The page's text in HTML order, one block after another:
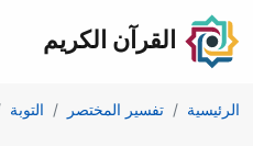
القرآن الكريم
الرئيسية تفسير المختصر التوبة